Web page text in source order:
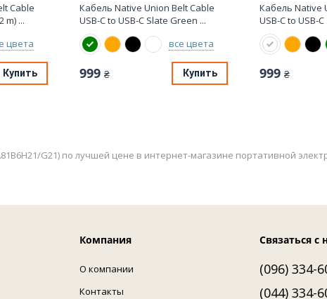
Cable
m) ...
цвета
Купить
Кабель Native Union Belt Cable
USB-C to USB-C Slate Green ...
все цвета
999 ₴ Купить
Кабель Native
USB-C to USB-
999 ₴
G21) по лучшей цене в интернет-магазине портативной
Компания
О компании
Контакты
Связаться с
(096) 334-
(044) 334-